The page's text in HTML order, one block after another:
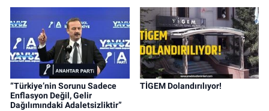
“Türkiye’nin Sorunu Sadece
Enflasyon Değil, Gelir
Dağılımındaki Adaletsizliktir”
TİGEM Dolandırılıyor!